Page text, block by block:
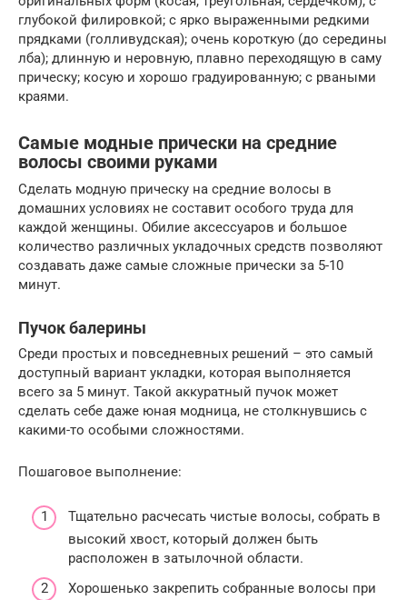
глубокой филировкой; с ярко выраженными редкими
прядками (голливудская); очень короткую (до середины
лба); длинную и неровную, плавно переходящую в саму
прическу; косую и хорошо градуированную; с рваными
краями.
Самые модные прически на средние
волосы своими руками
Сделать модную прическу на средние волосы в
домашних условиях не составит особого труда для
каждой женщины. Обилие аксессуаров и большое
количество различных укладочных средств позволяют
создавать даже самые сложные прически за 5-10
минут.
Пучок балерины
Среди простых и повседневных решений – это самый
доступный вариант укладки, которая выполняется
всего за 5 минут. Такой аккуратный пучок может
сделать себе даже юная модница, не столкнувшись с
какими-то особыми сложностями.
Пошаговое выполнение:
Тщательно расчесать чистые волосы, собрать в
высокий хвост, который должен быть
расположен в затылочной области.
Хорошенько закрепить собранные волосы при